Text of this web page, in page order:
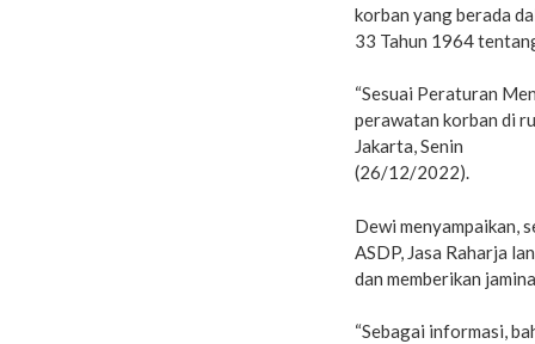
korban yang berada
33 Tahun 1964
“Sesuai Peraturan
perawatan korban di
Jakarta, Senin
(26/12/2022).
Dewi menyampaikan,
ASDP, Jasa Raharja
dan memberikan
“Sebagai informasi,